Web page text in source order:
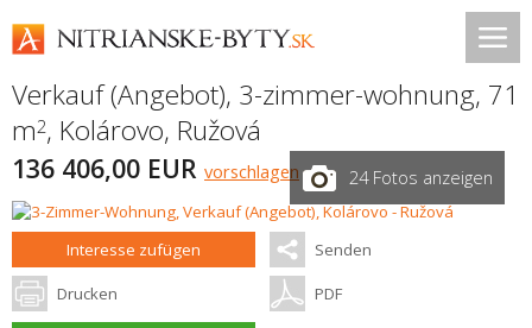
Verkauf (Angebot), 3-zimmer-wohnung, 71
m2, Kolárovo, Ružová
136 406,00 EUR vorschlagen 24 Fotos anzeigen
Interesse zufügen Senden
Drucken PDF